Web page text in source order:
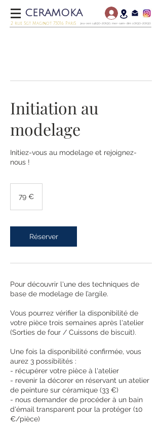
CERAMOKA
2 rue Sgt Maginot 75016 PariS jeu-ven 14h30-20h30, mer-sam-dim 10h30-20h30
Initiation au
modelage
Initiez-vous au modelage et rejoignez-
nous !
79 €
Réserver
Pour découvrir l'une des techniques de
base de modelage de l’argile.
Vous pourrez vérifier la disponibilité de
votre pièce trois semaines après l'atelier
(Sorties de four / Cuissons de biscuit).
Une fois la disponibilité confirmée, vous
aurez 3 possibilités :
- récupérer votre pièce à l'atelier
- revenir la décorer en réservant un atelier
de peinture sur céramique (33 €)
- nous demander de procéder à un bain
d'émail transparent pour la protéger (10
€/pièce)